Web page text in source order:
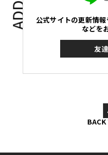
公式サイトの更新情
などを
友